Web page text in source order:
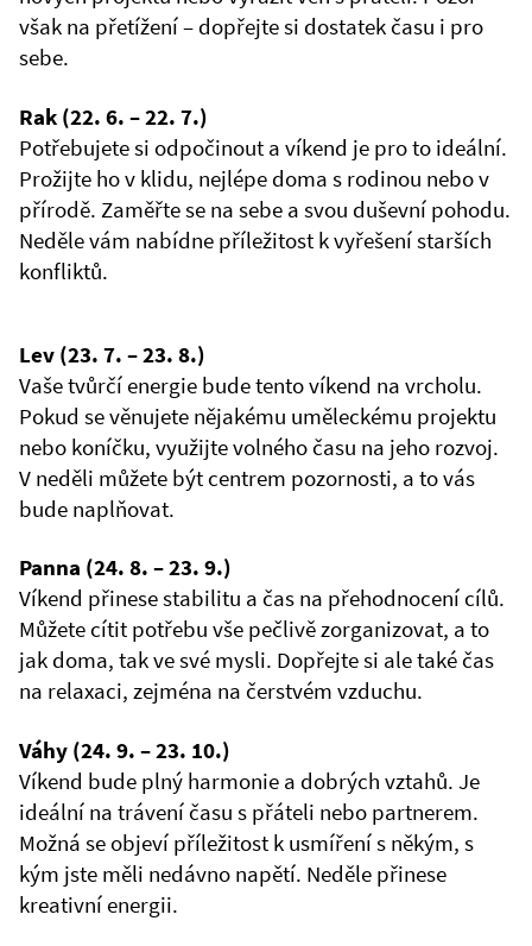
však na přetížení – dopřejte si dostatek času i pro
sebe.
Rak (22. 6. – 22. 7.)
Potřebujete si odpočinout a víkend je pro to ideální.
Prožijte ho v klidu, nejlépe doma s rodinou nebo v
přírodě. Zaměřte se na sebe a svou duševní pohodu.
Neděle vám nabídne příležitost k vyřešení starších
konfliktů.
Lev (23. 7. – 23. 8.)
Vaše tvůrčí energie bude tento víkend na vrcholu.
Pokud se věnujete nějakému uměleckému projektu
nebo koníčku, využijte volného času na jeho rozvoj.
V neděli můžete být centrem pozornosti, a to vás
bude naplňovat.
Panna (24. 8. – 23. 9.)
Víkend přinese stabilitu a čas na přehodnocení cílů.
Můžete cítit potřebu vše pečlivě zorganizovat, a to
jak doma, tak ve své mysli. Dopřejte si ale také čas
na relaxaci, zejména na čerstvém vzduchu.
Váhy (24. 9. – 23. 10.)
Víkend bude plný harmonie a dobrých vztahů. Je
ideální na trávení času s přáteli nebo partnerem.
Možná se objeví příležitost k usmíření s někým, s
kým jste měli nedávno napětí. Neděle přinese
kreativní energii.